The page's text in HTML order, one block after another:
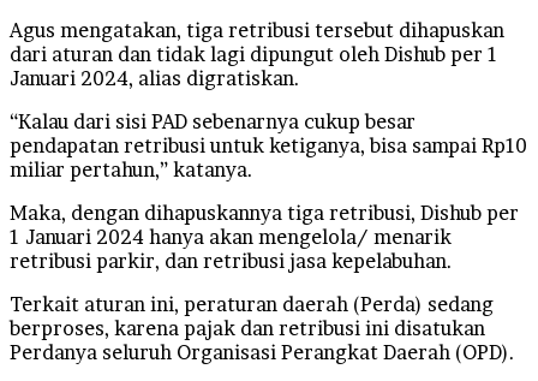
Agus mengatakan, tiga retribusi tersebut dihapuskan
dari aturan dan tidak lagi dipungut oleh Dishub per 1
Januari 2024, alias digratiskan.
“Kalau dari sisi PAD sebenarnya cukup besar
pendapatan retribusi untuk ketiganya, bisa sampai Rp10
miliar pertahun,” katanya.
Maka, dengan dihapuskannya tiga retribusi, Dishub per
1 Januari 2024 hanya akan mengelola/ menarik
retribusi parkir, dan retribusi jasa kepelabuhan.
Terkait aturan ini, peraturan daerah (Perda) sedang
berproses, karena pajak dan retribusi ini disatukan
Perdanya seluruh Organisasi Perangkat Daerah (OPD).